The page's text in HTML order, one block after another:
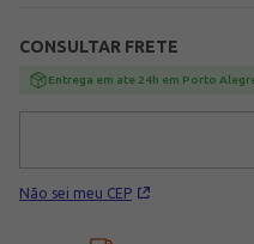
CONSULTAR FRETE
Entrega em ate 24h em Porto
Não sei meu CEP